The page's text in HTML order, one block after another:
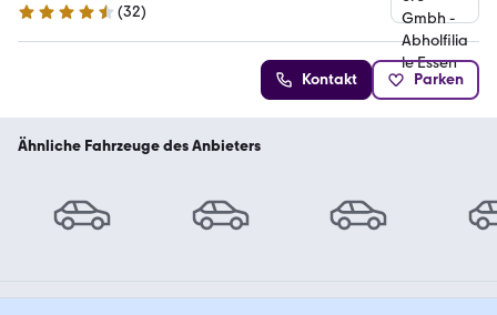
4.7 Sterne
(32)
Kontakt Parken
Ähnliche Fahrzeuge des Anbieters